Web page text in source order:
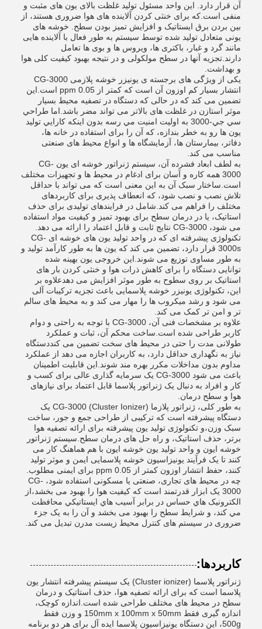
آن قرار دارد. این واحد مسئول تولید غلظت بالای یون های مثبت و
منفی است.که برای خنثی کردن آلاینده های هوا ضروری هستند، از
بین بردن برق ایستاتیک و افزایش تمیز بودن سطح. خوشه های
یونی متعادل تولید شده توسط سیستم به طور فعال با آلاینده هایی
مانند گرد و غبار، باکتری ها، ویروس ها و بوی ها تعامل
دارند.تجزیه آنها در سطح مولکولی و در نتیجه بهبود کیفیت کلی هوا
و بهداشت.
یکی از ویژگی های برجسته ی یونیزر خوشه پلازمی CG-3000
انتشار بسیار کم اوزون آن است که کمتر از 0.05 ppm است.این
تضمین می کند که در حالی که دستگاه در تصفیه محیط بسیار
موثر استازن در غلظت های بالاتر می تواند مضر باشد.اما طراحي
سي جي-3000 به اوليت امنيت مي رسه بدون اينکه کارايي توليد
يون ها رو به خطر بندازه، که آن را برای استفاده در خانه ها،
دفاتر، بیمارستان ها، آزمایشگاه ها و انواع محیط های صنعتی
مناسب می کند.
به لطف ابعاد فشرده آن، سیستم ژنراتور خوشه ای یون CG-
3000 همه کاره و آسان برای ادغام در محیط ها و تجهیزات مختلف
است.ساختار سبک آن به این معنی است که می تواند با حداقل
تلاش نصب و نصب شود، که انعطاف پذیری برای کاربردهای
مختلف را فراهم می کند.شامل در فرایندهای تولیدی برای حذف
استاتیک، یا در درمان سطح برای بهبود تمیز و کیفیت مواد استفاده
می شود، CG-3000 نتایج ثابت و قابل اعتماد را ارائه می دهد.
تکنولوژی پیشرفته ای که در واحد تولید یون های خوشه ای CG-
3000s قرار دارد، تضمین می کند که یون ها به طور کارآمد تولید و
به طور مساوی توزیع می شوند.این خروجی یون بهینه شده
توانایی دستگاه را برای کاهش ذرات هوا و خنثی کردن بار های
استاتیک بر روی سطوح به طور موثر افزایش می دهدعلاوه بر
این، تکنولوژی یونیزر خوشه پلاسمایی باعث تجزیه ترکیبات آلی
می شود و رشد میکروب ها را مهار می کند و به محیط های سالم
تر و امن تر کمک می کند.
علاوه بر مشخصات فنی آن، CG-3000 با توجه به راحتی و دوام
کاربر طراحی شده است.ساخت محکم آن، ثبات و عملکرد
طولانی مدت را حتی در محیط های سخت تضمین می کنددستگاه
نیاز به نگهداری حداقل دارد، به کاربران اجازه می دهد از عملکرد
مداوم بدون مداخلات مکرر بهره مند شوند.این قابلیت اطمینان
باعث می شود CG-3000 یک سرمایه گذاری عالی برای کسب و
کار و افراد به دنبال یک ژنراتور پلاسما قابل اعتماد برای نیازهای
هوا و سطح درمان.
به طور کلی، ژنراتور پلازما CG-3000 (Cluster Ionizer) یک
دستگاه پیشرفته است که ترکیبی از طراحی جمع و جور، ساخت
سبک وزن،و تکنولوژی تولید یون پیشرفته برای ارائه تصفیه هوا
برتر، حذف استاتیک، و راه حل های درمان سطح.سیستم ژنراتور
خوشه ایون و واحد تولید یون خوشه ایون با هم هماهنگ کار می
کنند تا یک فرآیند یونیزاسیون خوشه پلاسمایی ایمن و موثر تولید
کنند، حفظ انتشار اوزون کمتر از 0.05 ppm برای ایمنی مطلوب.
چه در محیط های تجاری، صنعتی یا مسکونی استفاده شود، CG-
3000 یک ابزار قدرتمند است که کیفیت هوا را بهبود می بخشد،از
الکترونيک هاي حساس در برابر آسيب هاي ايستاتيکي محافظت
مي کند، و شرایط سطح را بهبود می بخشد و آن را به یک جزء
ضروری در سیستم های کنترل محیط زیست مدرن تبدیل می کند.
کاربردها:
ژنراتور پلاسما (Cluster ionizer) یک سیستم پیشرفته انتشار یون
پلاسما است که برای ارائه تصفیه هوا، حذف استاتیک و درمان
سطح در محیط های مختلف طراحی شده است.اندازه کوچک،
اندازه گیری فقط 150mm x 100mm x 50mm و وزن فقط
500g، این دستگاه یونیزاسیون پلاسما ایده آل برای هر دو برنامه